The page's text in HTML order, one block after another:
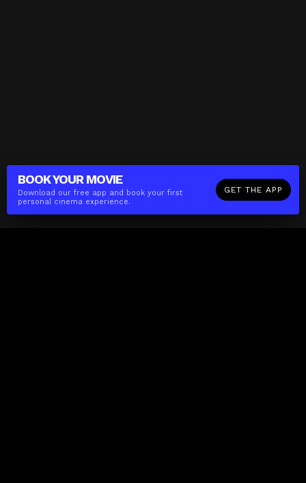
BOOK YOUR MOVIE
Download our free app and book your first
personal cinema experience.
GET THE APP